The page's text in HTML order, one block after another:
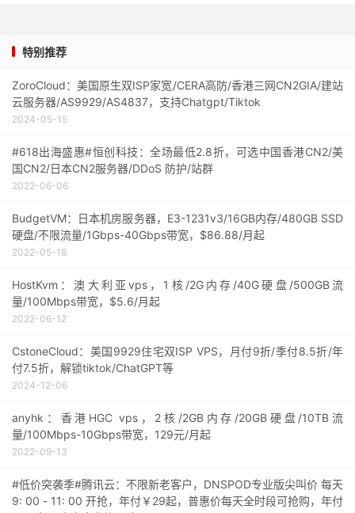
特别推荐
ZoroCloud：美国原生双ISP家宽/CERA高防/香港三网CN2GIA/建站
云服务器/AS9929/AS4837，支持Chatgpt/Tiktok
2024-05-15
#618出海盛惠#恒创科技：全场最低2.8折，可选中国香港CN2/美
国CN2/日本CN2服务器/DDoS 防护/站群
2022-06-06
BudgetVM：日本机房服务器，E3-1231v3/16GB内存/480GB SSD
硬盘/不限流量/1Gbps-40Gbps带宽，$86.88/月起
2022-05-18
HostKvm：澳大利亚vps，1核/2G内存/40G硬盘/500GB流
量/100Mbps带宽，$5.6/月起
2022-06-12
CstoneCloud：美国9929住宅双ISP VPS，月付9折/季付8.5折/年
付7.5折，解锁tiktok/ChatGPT等
2024-12-06
anyhk：香港HGC vps，2核/2GB内存/20GB硬盘/10TB流
量/100Mbps-10Gbps带宽，129元/月起
2022-09-13
#低价突袭季#腾讯云：不限新老客户，DNSPOD专业版尖叫价 每天
9: 00 - 11: 00 开抢，年付￥29起，普惠价每天全时段可抢购，年付